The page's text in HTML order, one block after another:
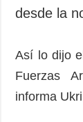
desde la
Así lo dijo
Fuerzas
informa